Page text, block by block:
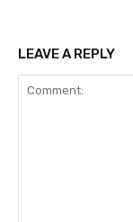
LEAVE A REPLY